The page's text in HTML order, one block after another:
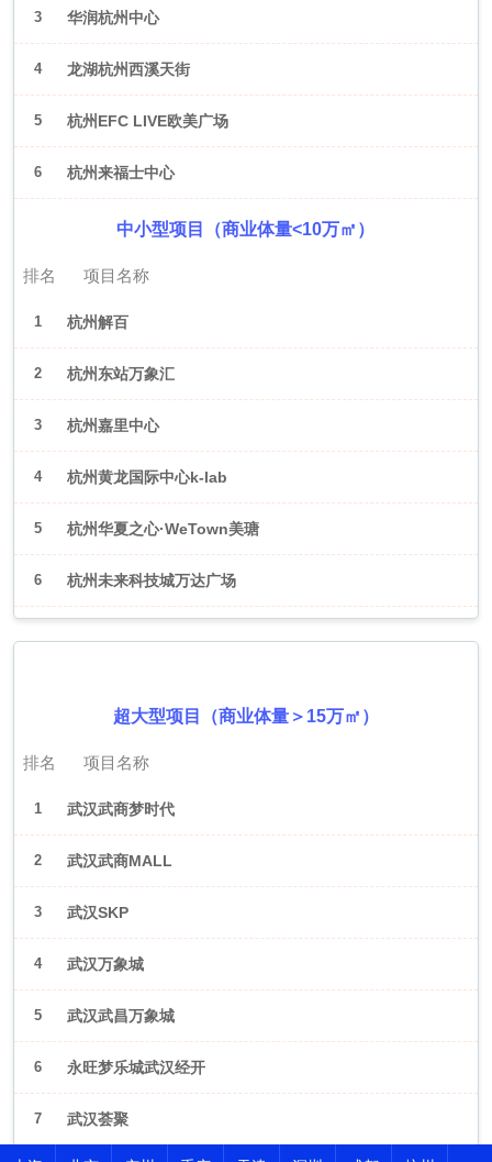
3 华润杭州中心
4 龙湖杭州西溪天街
5 杭州EFC LIVE欧美广场
6 杭州来福士中心
中小型项目（商业体量<10万㎡）
排名 项目名称
1 杭州解百
2 杭州东站万象汇
3 杭州嘉里中心
4 杭州黄龙国际中心k-lab
5 杭州华夏之心·WeTown美瑭
6 杭州未来科技城万达广场
超大型项目（商业体量＞15万㎡）
排名 项目名称
1 武汉武商梦时代
2 武汉武商MALL
3 武汉SKP
4 武汉万象城
5 武汉武昌万象城
6 永旺梦乐城武汉经开
7 武汉荟聚